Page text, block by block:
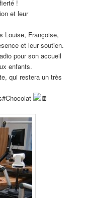
!
et leur
Louise, Françoise,
et leur soutien.
pour son accueil
enfants.
qui restera un très